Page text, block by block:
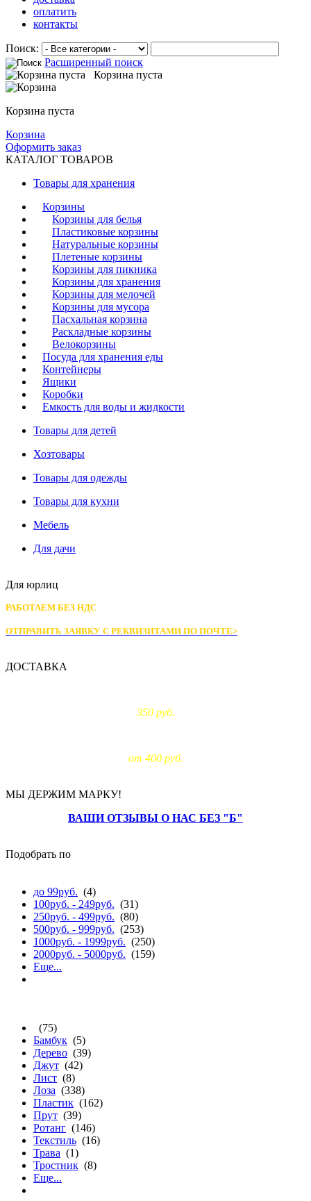
оплатить
контакты
Поиск:
Расширенный поиск
Корзина пуста
Корзина пуста
Корзина
Оформить заказ
КАТАЛОГ ТОВАРОВ
Товары для хранения
Корзины
Корзины для белья
Пластиковые корзины
Натуральные корзины
Плетеные корзины
Корзины для пикника
Корзины для хранения
Корзины для мелочей
Корзины для мусора
Пасхальная корзина
Раскладные корзины
Велокорзины
Посуда для хранения еды
Контейнеры
Ящики
Коробки
Емкость для воды и жидкости
Товары для детей
Хозтовары
Товары для одежды
Товары для кухни
Мебель
Для дачи
Для юрлиц
РАБОТАЕМ БЕЗ НДС
ОТПРАВИТЬ ЗАЯВКУ С РЕКВИЗИТАМИ ПО ПОЧТЕ>
ДОСТАВКА
350 руб.
от 400 руб.
МЫ ДЕРЖИМ МАРКУ!
ВАШИ ОТЗЫВЫ О НАС БЕЗ "Б"
Подобрать по
до 99руб. (4)
100руб. - 249руб. (31)
250руб. - 499руб. (80)
500руб. - 999руб. (253)
1000руб. - 1999руб. (250)
2000руб. - 5000руб. (159)
Еще...
(75)
Бамбук (5)
Дерево (39)
Джут (42)
Лист (8)
Лоза (338)
Пластик (162)
Прут (39)
Ротанг (146)
Текстиль (16)
Трава (1)
Тростник (8)
Еще...